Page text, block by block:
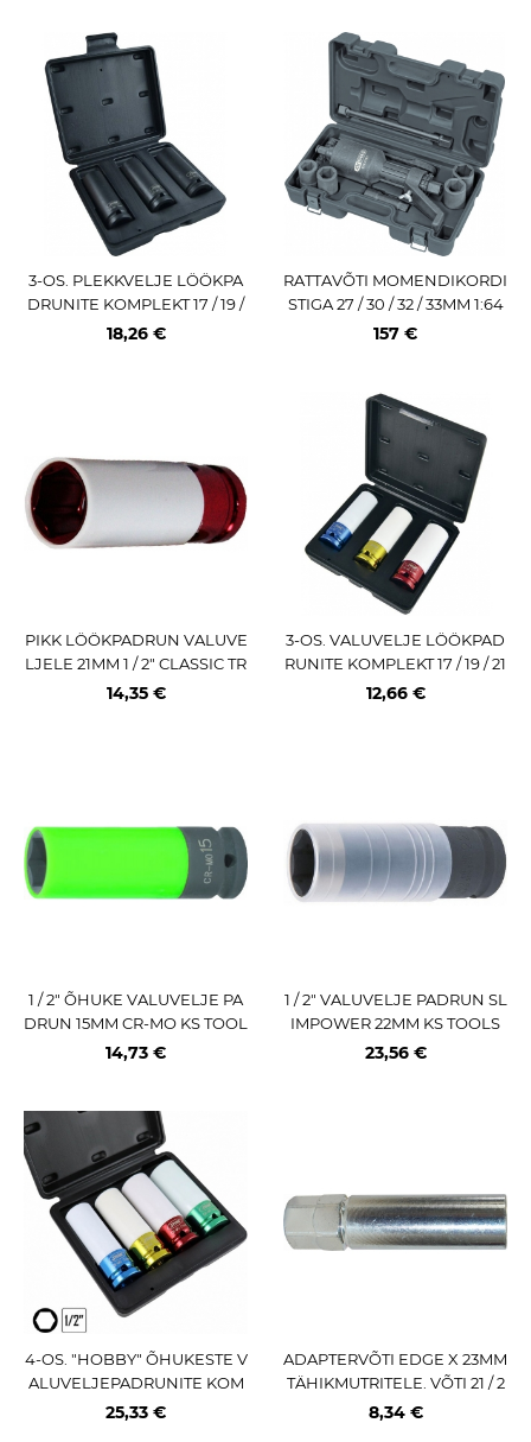
3-OS. PLEKKVELJE LÖÖKPA
DRUNITE KOMPLEKT 17 / 19 /
21MM 1 / 2" JBM
18,26 €
RATTAVÕTI MOMENDIKORDI
STIGA 27 / 30 / 32 / 33MM 1:64
KS TOOLS
157 €
PIKK LÖÖKPADRUN VALUVE
LJELE 21MM 1 / 2" CLASSIC TR
IUMF
14,35 €
3-OS. VALUVELJE LÖÖKPAD
RUNITE KOMPLEKT 17 / 19 / 21
MM 1 / 2" JBM
12,66 €
1 / 2" ÕHUKE VALUVELJE PA
DRUN 15MM CR-MO KS TOOL
S
14,73 €
1 / 2" VALUVELJE PADRUN SL
IMPOWER 22MM KS TOOLS
23,56 €
4-OS. "HOBBY" ÕHUKESTE V
ALUVELJEPADRUNITE KOM
PL. 1 / 2" (17 / 19 / 21 / 22MM) CR
25,33 €
ADAPTERVÕTI EDGE X 23MM
TÄHIKMUTRITELE. VÕTI 21 / 2
2MM. L=90MM. ISO10.9
8,34 €